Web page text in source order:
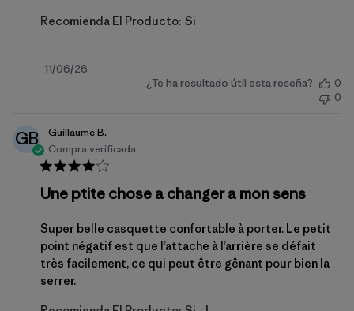
Recomienda El Producto: Si
Fecha
11/06/26
¿Te ha resultado útil esta reseña?
0
0
GB
Guillaume B.
Compra verificada
Une ptite chose a changer a mon sens
Super belle casquette confortable à porter. Le petit
point négatif est que l’attache à l’arrière se défait
très facilement, ce qui peut être gênant pour bien la
serrer.